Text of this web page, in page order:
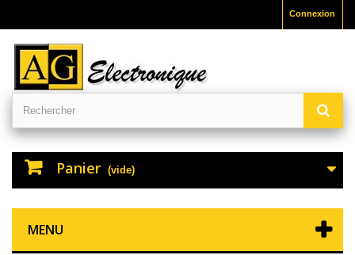
Connexion
Panier (vide)
MENU